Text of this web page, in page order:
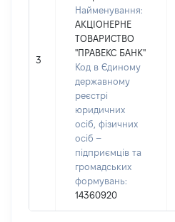
3
Найменування:
АКЦІОНЕРНЕ
ТОВАРИСТВО
"ПРАВЕКС БАНК"
Код в Єдиному
державному
реєстрі
юридичних
осіб, фізичних
осіб –
підприємців та
громадських
формувань:
14360920